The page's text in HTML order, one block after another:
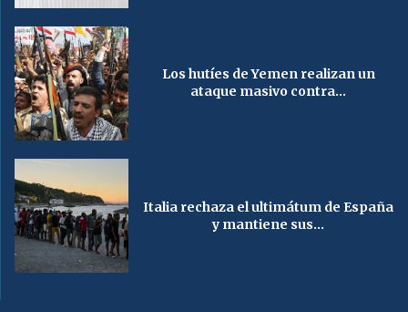
Los hutíes de Yemen realizan un
ataque masivo contra...
Italia rechaza el ultimátum de España
y mantiene sus...